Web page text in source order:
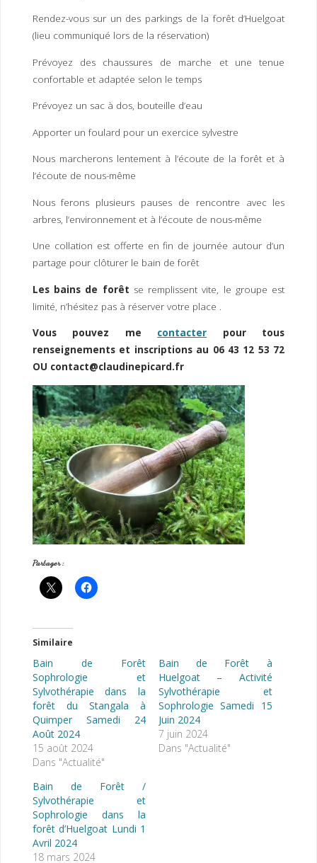
Rendez-vous sur un des parkings de la forêt d’Huelgoat
(lieu communiqué lors de la réservation)
Prévoyez des chaussures de marche et une tenue
confortable et adaptée selon le temps
Prévoyez un sac à dos, bouteille d’eau
Apporter un foulard pour un exercice sylvestre
Nous marcherons lentement à l’écoute de la forêt et à
l’écoute de nous-même
Nous ferons plusieurs pauses de rencontre avec les
arbres, l’environnement et à l’écoute de nous-même
Une collation est offerte en fin de journée autour d’un
partage pour clôturer le bain de forêt
Les bains de forêt se remplissent vite, le groupe est
limité, n’hésitez pas à réserver votre place .
Vous pouvez me contacter pour tous
renseignements et inscriptions au 06 43 12 53 72
OU contact@claudinepicard.fr
Partager :
Similaire
Bain de Forêt
Sophrologie et
Sylvothérapie dans la
forêt du Stangala à
Quimper Samedi 24
Août 2024
15 août 2024
Dans "Actualité"
Bain de Forêt à
Huelgoat – Activité
Sylvothérapie et
Sophrologie Samedi 15
Juin 2024
7 juin 2024
Dans "Actualité"
Bain de Forêt /
Sylvothérapie et
Sophrologie dans la
forêt d’Huelgoat Lundi 1
Avril 2024
18 mars 2024